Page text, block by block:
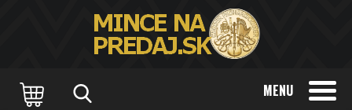
MENU